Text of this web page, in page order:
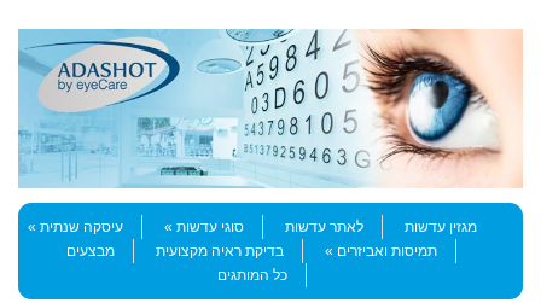
Menu
Skip to content
מגזין עדשות
לאתר עדשות סוגי עדשות
עיסקה שנתית
תמיסות ואביזרים
בדיקת ראיה מקצועית
מבצעים
כל המותגים